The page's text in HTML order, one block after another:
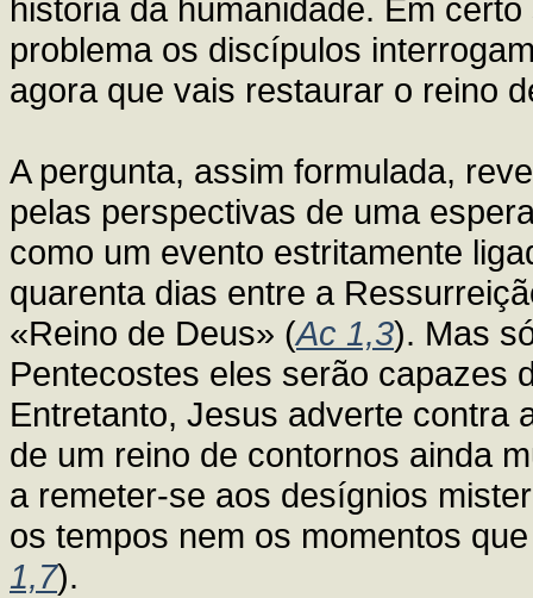
história da humanidade. Em
problema os discípulos
agora que vais restaurar o reino
A pergunta, assim formulada,
pelas perspectivas de uma
como um evento estritamente
quarenta dias entre a
«Reino de Deus» (Ac 1,3). Mas
Pentecostes eles serão capazes
Entretanto, Jesus adverte contra
de um reino de contornos ainda
a remeter-se aos desígnios
os tempos nem os momentos
1,7).